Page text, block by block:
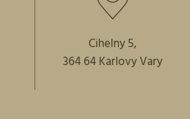
Cihelny 5,
364 64 Karlovy Vary